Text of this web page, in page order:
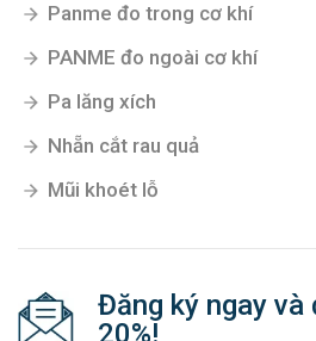
Panme đo trong cơ khí
PANME đo ngoài cơ khí
Pa lăng xích
Nhẵn cắt rau quả
Mũi khoét lỗ
Đăng ký ngay
20%!